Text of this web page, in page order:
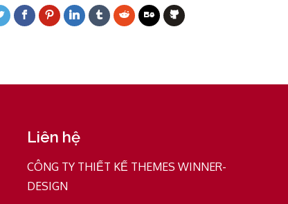
Liên hệ
CÔNG TY THIẾT KẾ THEMES WINNER-
DESIGN